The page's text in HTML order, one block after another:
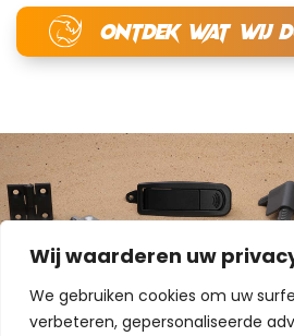
Wij waarderen uw
We gebruiken cookies om uw
verbeteren, gepersonaliseerde
ONTDEK WAT WIJ